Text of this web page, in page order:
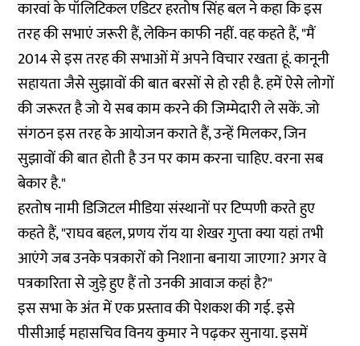
कारवां के पॉलिटिकल एडिटर हरतोष सिंह बल ने कहा कि इस
तरह की सभाएं जरूरी हैं, लेकिन काफी नहीं. वह कहते हैं, "मैं
2014 से इस तरह की सभाओं में अपने विचार रखता हूं. कानूनी
सहायता जैसे सुझावों की बात बरसों से हो रही है. हमें ऐसे लोगों
की जरूरत है जो ये सब काम करने की जिम्मेदारी ले सकें. जो
संगठन इस तरह के आयोजन कराते हैं, उन्हें मिलकर, जिन
सुझावों की बात होती है उन पर काम करना चाहिए. वरना सब
बेकार है."
हरतोष नामी डिजिटल मीडिया संस्थानों पर टिप्पणी करते हुए
कहते हैं, "राघव बहल, प्रणय रॉय या शेखर गुप्ता क्या यहां तभी
आएंगे जब उनके पत्रकारों को निशाना बनाया जाएगा? अगर वे
पत्रकारिता से जुड़े हुए हैं तो उनकी आवाज कहां है?"
इस सभा के अंत में एक प्रस्ताव की पेशकश की गई. इसे
पीसीआई महासचिव विनय कुमार ने पढ़कर सुनाया. इसमें